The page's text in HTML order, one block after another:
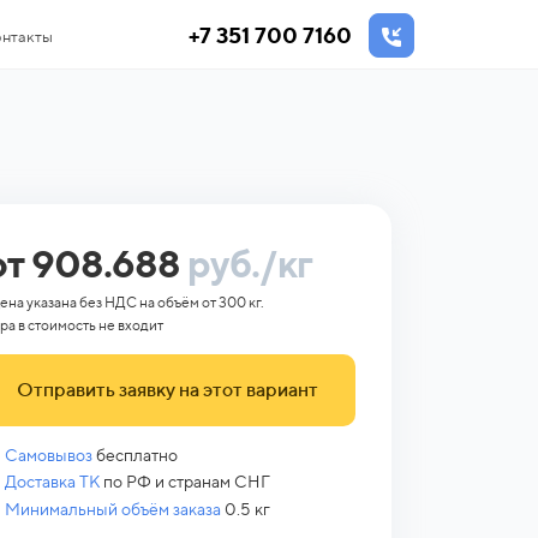
+7 351 700 7160
908.688 руб./кг
указана без НДС на объём от 300 кг.
в стоимость не входит
Отправить заявку на этот вариант
Самовывозбесплатно
Доставка ТКпо РФ и странам СНГ
Минимальный объём заказа 0.5 кг